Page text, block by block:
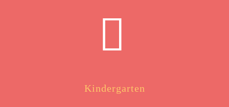
Kindergarten